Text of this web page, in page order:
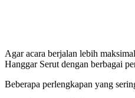
Agar acara berjalan lebih
Hanggar Serut dengan berbagai
Beberapa perlengkapan yang